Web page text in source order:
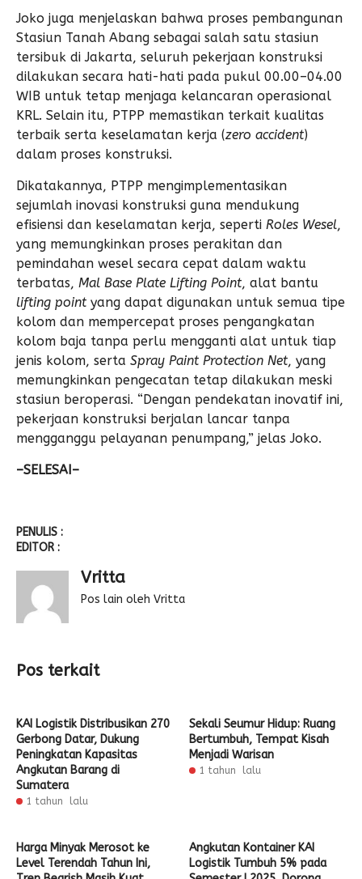
Joko juga menjelaskan bahwa proses pembangunan
Stasiun Tanah Abang sebagai salah satu stasiun
tersibuk di Jakarta, seluruh pekerjaan konstruksi
dilakukan secara hati-hati pada pukul 00.00–04.00
WIB untuk tetap menjaga kelancaran operasional
KRL. Selain itu, PTPP memastikan terkait kualitas
terbaik serta keselamatan kerja (zero accident)
dalam proses konstruksi.
Dikatakannya, PTPP mengimplementasikan
sejumlah inovasi konstruksi guna mendukung
efisiensi dan keselamatan kerja, seperti Roles Wesel,
yang memungkinkan proses perakitan dan
pemindahan wesel secara cepat dalam waktu
terbatas, Mal Base Plate Lifting Point, alat bantu
lifting point yang dapat digunakan untuk semua tipe
kolom dan mempercepat proses pengangkatan
kolom baja tanpa perlu mengganti alat untuk tiap
jenis kolom, serta Spray Paint Protection Net, yang
memungkinkan pengecatan tetap dilakukan meski
stasiun beroperasi. “Dengan pendekatan inovatif ini,
pekerjaan konstruksi berjalan lancar tanpa
mengganggu pelayanan penumpang,” jelas Joko.
–SELESAI–
PENULIS :
EDITOR :
Vritta
Pos lain oleh Vritta
Pos terkait
KAI Logistik Distribusikan 270
Gerbong Datar, Dukung
Peningkatan Kapasitas
Angkutan Barang di
Sumatera
1 tahun lalu
Sekali Seumur Hidup: Ruang
Bertumbuh, Tempat Kisah
Menjadi Warisan
1 tahun lalu
Harga Minyak Merosot ke
Level Terendah Tahun Ini,
Angkutan Kontainer KAI
Logistik Tumbuh 5% pada